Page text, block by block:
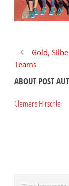
Gold,
Teams
ABOUT POST
Clemens Hirschle